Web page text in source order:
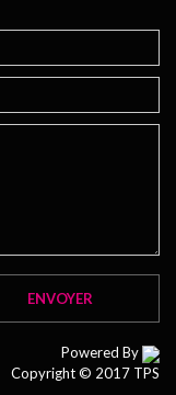
Powered By
Copyright © 2017 TPS